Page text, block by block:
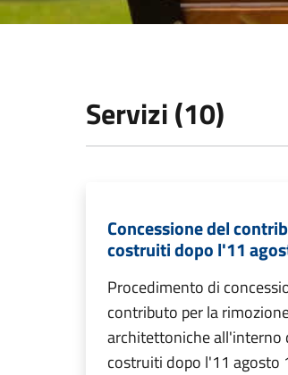
Servizi (10)
Concessione del
costruiti dopo l'11
Procedimento di
contributo per la
architettoniche all'interno
costruiti dopo l'11 agosto